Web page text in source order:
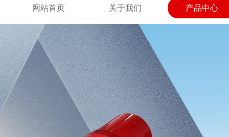
网站首页 关于我们 产品中心